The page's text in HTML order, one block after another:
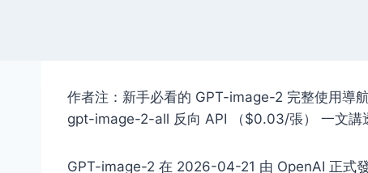
作者注：新手必看的 GPT-image-2 完整使用導
gpt-image-2-all 反向 API （$0.03/張） 一文講
GPT-image-2 在 2026-04-21 由 OpenAI 正式